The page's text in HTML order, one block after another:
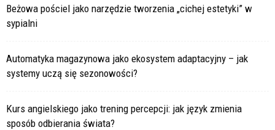
Beżowa pościel jako narzędzie tworzenia „cichej estetyki” w
sypialni
Automatyka magazynowa jako ekosystem adaptacyjny – jak
systemy uczą się sezonowości?
Kurs angielskiego jako trening percepcji: jak język zmienia
sposób odbierania świata?